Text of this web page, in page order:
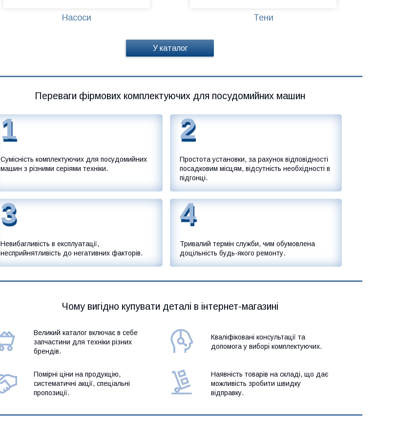
Насоси Тени
У каталог
Переваги фірмових комплектуючих для посудомийних машин
1
Сумісність комплектуючих для посудомийних
машин з різними серіями техніки.
2
Простота установки, за рахунок відповідності
посадковим місцям, відсутність необхідності в
підгонці.
3
Невибагливість в експлуатації,
несприйнятливість до негативних факторів.
4
Тривалий термін служби, чим обумовлена
доцільність будь-якого ремонту.
Чому вигідно купувати деталі в інтернет-магазині
Великий каталог включає в себе
запчастини для техніки різних
брендів.
Помірні ціни на продукцію,
систематичні акції, спеціальні
пропозиції.
Кваліфіковані консультації та
допомога у виборі комплектуючих.
Наявність товарів на складі, що дає
можливість зробити швидку
відправку.